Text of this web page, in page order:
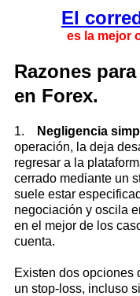
El
es la mejor
Razones
en Forex.
1. Negligencia
operación, la deja
regresar a la
cerrado mediante un
suele estar
negociación y oscila
en el mejor de los
cuenta.
Existen dos opciones
un stop-loss, incluso